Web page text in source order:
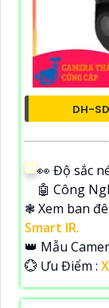
DH-
️👀 Độ sắc
🤖️ Công
❃ Xem ban
Smart IR.
👑 Mẫu
️💮 Ưu Điểm :